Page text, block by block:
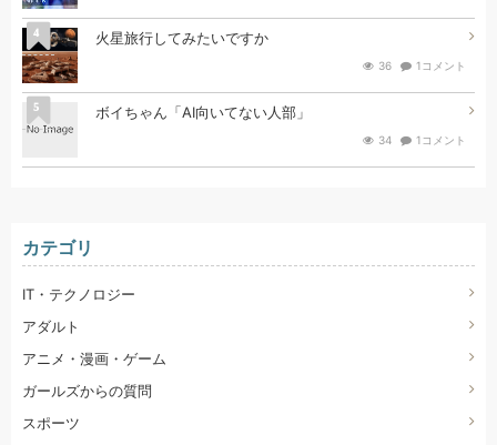
4 火星旅行してみたいですか
36 1コメント
5 ボイちゃん「AI向いてない人部」
34 1コメント
カテゴリ
IT・テクノロジー
アダルト
アニメ・漫画・ゲーム
ガールズからの質問
スポーツ